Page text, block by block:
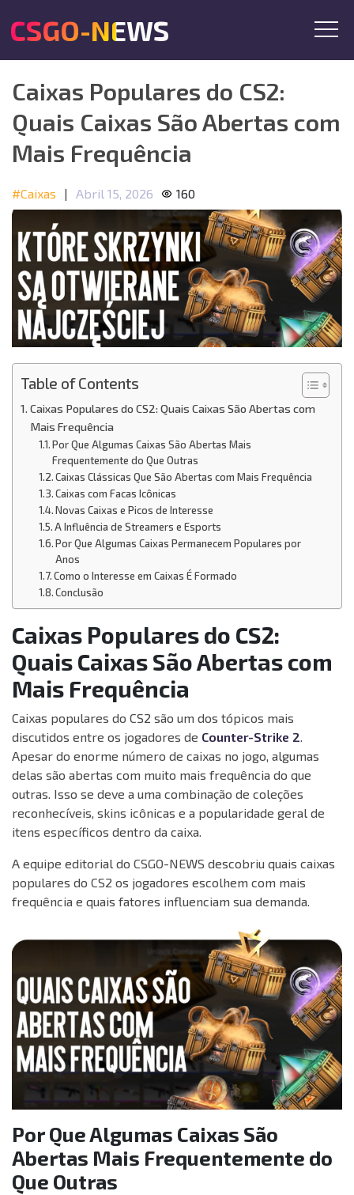
CSGO-NEWS
Caixas Populares do CS2:
Quais Caixas São Abertas com
Mais Frequência
#Caixas | Abril 15, 2026 160
Table of Contents
Caixas Populares do CS2: Quais Caixas São Abertas com
Mais Frequência
Por Que Algumas Caixas São Abertas Mais
Frequentemente do Que Outras
Caixas Clássicas Que São Abertas com Mais Frequência
Caixas com Facas Icônicas
Novas Caixas e Picos de Interesse
A Influência de Streamers e Esports
Por Que Algumas Caixas Permanecem Populares por
Anos
Como o Interesse em Caixas É Formado
Conclusão
Caixas Populares do CS2:
Quais Caixas São Abertas com
Mais Frequência
Caixas populares do CS2 são um dos tópicos mais
discutidos entre os jogadores de Counter-Strike 2.
Apesar do enorme número de caixas no jogo, algumas
delas são abertas com muito mais frequência do que
outras. Isso se deve a uma combinação de coleções
reconhecíveis, skins icônicas e a popularidade geral de
itens específicos dentro da caixa.
A equipe editorial do CSGO-NEWS descobriu quais caixas
populares do CS2 os jogadores escolhem com mais
frequência e quais fatores influenciam sua demanda.
Por Que Algumas Caixas São
Abertas Mais Frequentemente do
Que Outras